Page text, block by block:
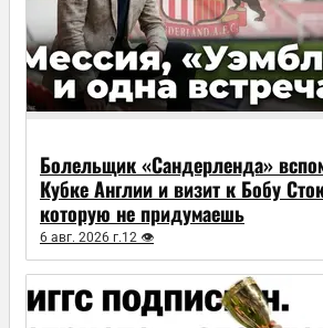
Болельщик «Сандерленда»
Кубке Англии и визит к Бобу
которую не придумаешь
6 авг. 2026 г.12 👁